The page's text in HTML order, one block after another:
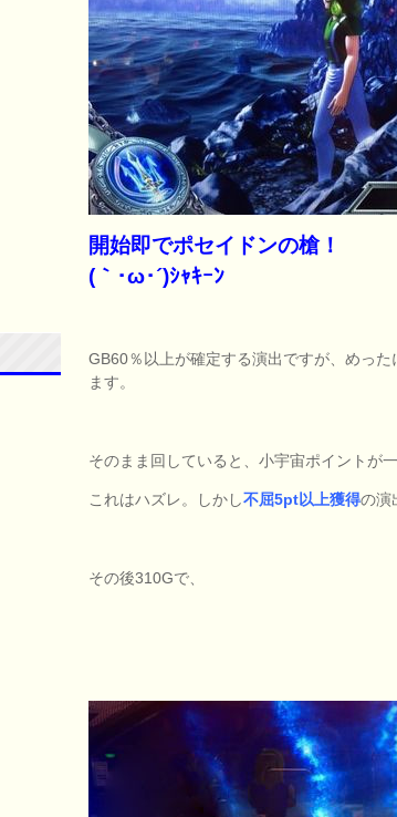
開始即でポセイドンの槍！
(｀･ω･´)ｼｬｷｰﾝ
GB60％以上が確定する演出ですが、めっ
ます。
そのまま回していると、小宇宙ポイントが
これはハズレ。しかし不屈5pt以上獲得の演
その後310Gで、